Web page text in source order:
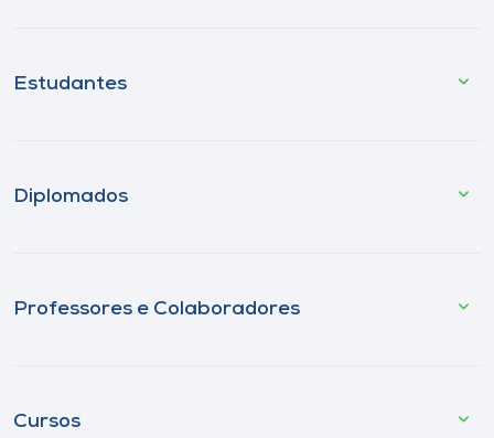
Estudantes
Diplomados
Professores e Colaboradores
Cursos